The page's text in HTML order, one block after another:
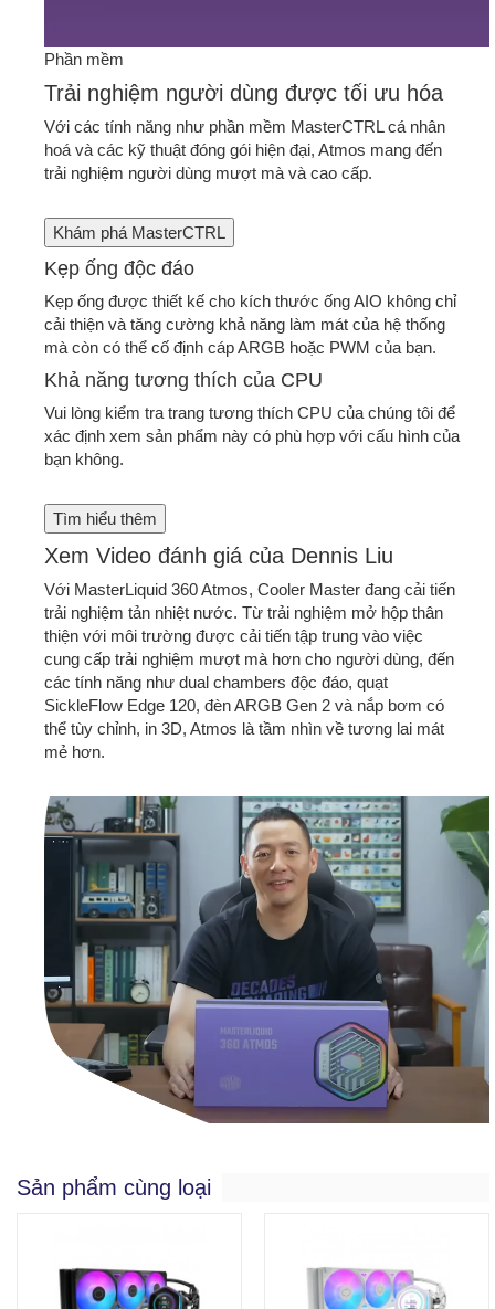
Phần mềm
Trải nghiệm người dùng được tối ưu hóa
Với các tính năng như phần mềm MasterCTRL cá nhân
hoá và các kỹ thuật đóng gói hiện đại, Atmos mang đến
trải nghiệm người dùng mượt mà và cao cấp.
Khám phá MasterCTRL
Kẹp ống độc đáo
Kẹp ống được thiết kế cho kích thước ống AIO không chỉ
cải thiện và tăng cường khả năng làm mát của hệ thống
mà còn có thể cố định cáp ARGB hoặc PWM của bạn.
Khả năng tương thích của CPU
Vui lòng kiểm tra trang tương thích CPU của chúng tôi để
xác định xem sản phẩm này có phù hợp với cấu hình của
bạn không.
Tìm hiểu thêm
Xem Video đánh giá của Dennis Liu
Với MasterLiquid 360 Atmos, Cooler Master đang cải tiến
trải nghiệm tản nhiệt nước. Từ trải nghiệm mở hộp thân
thiện với môi trường được cải tiến tập trung vào việc
cung cấp trải nghiệm mượt mà hơn cho người dùng, đến
các tính năng như dual chambers độc đáo, quạt
SickleFlow Edge 120, đèn ARGB Gen 2 và nắp bơm có
thể tùy chỉnh, in 3D, Atmos là tầm nhìn về tương lai mát
mẻ hơn.
Sản phẩm cùng loại